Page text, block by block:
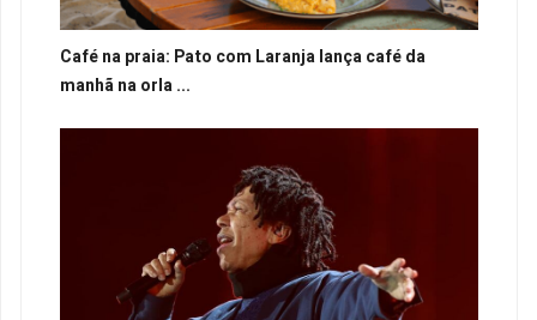
Café na praia: Pato com Laranja lança café da
manhã na orla ...